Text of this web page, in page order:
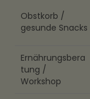
Obstkorb /
gesunde Snacks
Ernährungsbera
tung /
Workshop